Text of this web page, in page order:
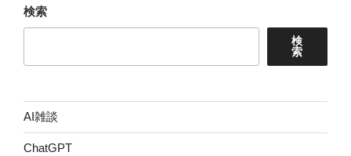
検索
検
索
AI雑談
ChatGPT